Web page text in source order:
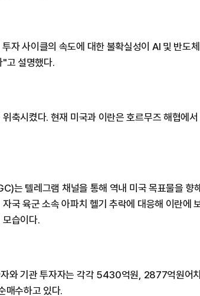
자 사이클의 속도에 대한 불확실성이 AI 및 반도체
"고 설명했다.
축시켰다. 현재 미국과 이란은 호르무즈 해협에서
는 텔레그램 채널을 통해 역내 미국 목표물을 향
국 육군 소속 아파치 헬기 추락에 대응해 이란에
모습이다.
와 기관 투자자는 각각 5430억원, 2877억원어
매수하고 있다.